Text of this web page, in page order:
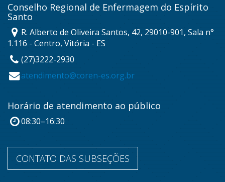
Conselho Regional de Enfermagem do Espírito
Santo
R. Alberto de Oliveira Santos, 42, 29010-901, Sala n°
1.116 - Centro, Vitória - ES
(27)3222-2930
atendimento@coren-es.org.br
Horário de atendimento ao público
08:30–16:30
CONTATO DAS SUBSEÇÕES